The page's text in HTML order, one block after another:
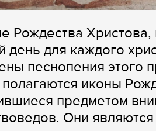
Рождества
день для каждого
песнопения этого
иконы
предметом
Они